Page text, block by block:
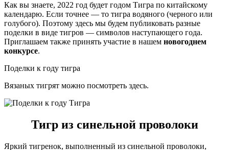
Как вы знаете, 2022 год будет годом Тигра по китайскому
календарю. Если точнее — то тигра водяного (черного или
голубого). Поэтому здесь мы будем публиковать разные
поделки в виде тигров — символов наступающего года.
Приглашаем также принять участие в нашем новогоднем
конкурсе.
Поделки к году тигра
Вязаных тигрят можно посмотреть здесь.
Тигр из синельной проволоки
Яркий тигренок, выполненный из синельной проволоки,